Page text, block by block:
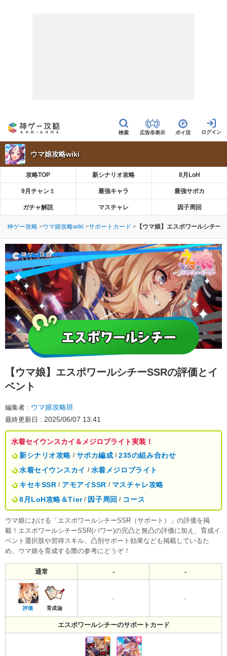
広告非表示 ポイ活
ウマ娘攻略wiki
攻略TOP 新シナリオ攻略 8月LoH
9月チャンミ 最強キャラ 最強サポカ
ガチャ解説 マスチャレ 因子周回
神ゲー攻略 ウマ娘攻略wiki サポートカード 【ウマ娘】エスポワールシチー
【ウマ娘】 エスポワールシチーSSRの評価とイ
ベント
編集者 ウマ娘攻略班
最終更新日 2025/06/07 13:41
水着セイウンスカイ＆メジロブライト実装！
新シナリオ攻略 / サポカ編成 / 235の組み合わせ
水着セイウンスカイ / 水着メジロブライト
キセキSSR / アモアイSSR / マスチャレ攻略
8月LoH攻略＆Tier / 因子周回 / コース
ウマ娘における「エスポワールシチーSSR（サポート）」の評価を掲
載！エスポワールシチーSSR(パワー)の完凸と無凸の評価に加え、育成イ
ベント選択肢や習得スキル、凸別サポート効果なども掲載しているた
め、ウマ娘を育成する際の参考にどうぞ！
通常 - -
評価 育成論
- -
エスポワールシチーのサポートカード